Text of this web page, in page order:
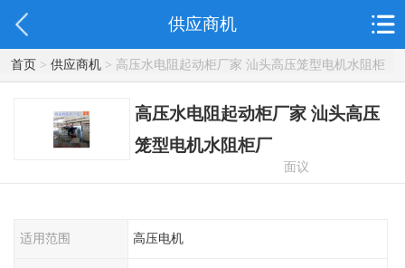
供应商机
首页> 供应商机> 高压水电阻起动柜厂家 汕头高压笼型电机水阻柜
厂
高压水电阻起动柜厂家 汕头高压
笼型电机水阻柜厂
面议
适用范围 高压电机